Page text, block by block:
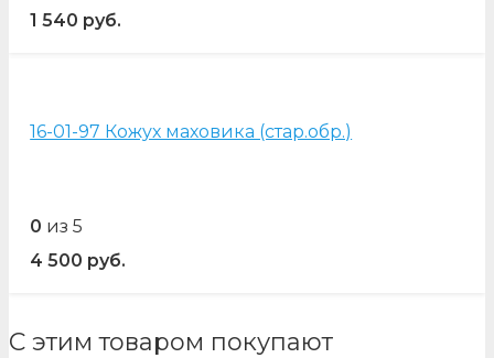
1 540 руб.
16-01-97 Кожух маховика (стар.обр.)
0 из 5
4 500 руб.
С этим товаром покупают